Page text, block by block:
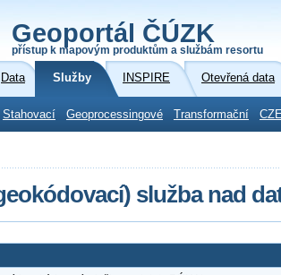
Geoportál ČÚZK
přístup k mapovým produktům a službám resortu
Data Služby INSPIRE Otevřená data
Stahovací Geoprocessingové Transformační
služba nad